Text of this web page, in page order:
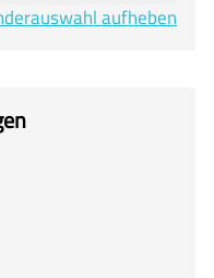
aufheben